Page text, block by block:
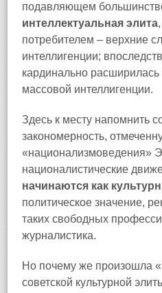
подавляющем
интеллектуальная элита
потребителем – верхние
интеллигенции;
кардинально расширилась
массовой интеллигенции.
Здесь к месту напомнить
закономерность,
«национализмоведения»
националистические
начинаются как
политическое значение,
таких свободных
журналистика.
Но почему же произошла
советской культурной